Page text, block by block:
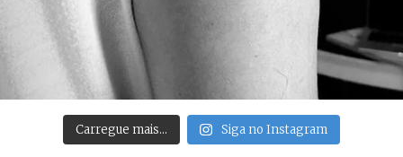
Carregue mais… Siga no Instagram